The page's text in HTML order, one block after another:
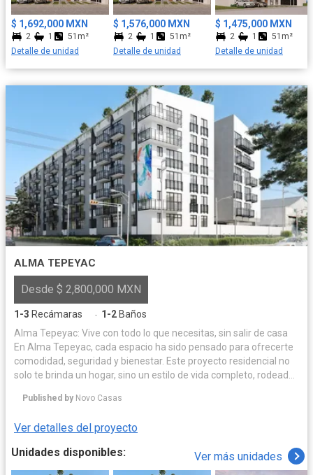
$ 1,692,000 MXN
2 1
51m²
Detalle de unidad
$ 1,576,000 MXN
2 1
51m²
Detalle de unidad
$ 1,475,000 MXN
2 1
51m²
Detalle de unidad
ALMA TEPEYAC
Desde $ 2,800,000 MXN
1-3 Recámaras · 1-2 Baños
Alma Tepeyac: Vive con todo lo que necesitas, sin salir de casa
En Alma Tepeyac, cada espacio ha sido pensado para ofrecerte
comodidad, seguridad y bienestar. Este proyecto residencial no
solo te brinda un hogar, sino un estilo de vida completo, rodeado
desde tu llegada: • Caseta de vigilancia 24/7 • Circuito cerrado de
discapacidad con elevador Bienestar y comunidad: • Gimnasio
equipado • Salón de usos múltiples con sanitarios • Área de
entretenimiento • Biblioteca de objetos y préstamo de artículos •
Published by Novo Casas
Ver detalles del proyecto
Unidades disponibles:
Ver más unidades